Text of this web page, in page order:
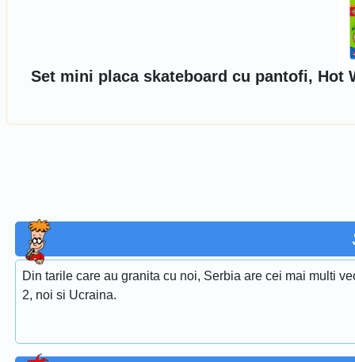
Set mini placa skateboard cu pantofi, Hot
Din tarile care au granita cu noi, Serbia are cei mai multi
2, noi si Ucraina.